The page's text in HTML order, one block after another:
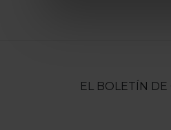
EL BOLETÍN DE